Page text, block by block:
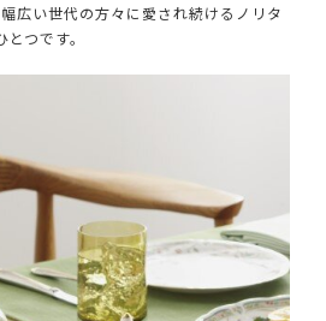
広い世代の方々に愛され続けるノリタ
つです。